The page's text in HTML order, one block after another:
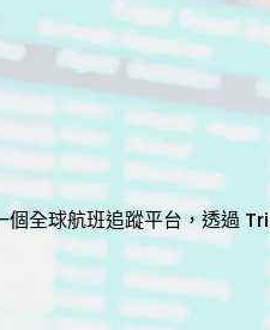
全球航班追蹤平台，透過